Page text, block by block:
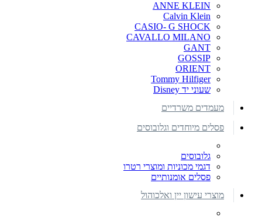
ANNE KLEIN
Calvin Klein
CASIO- G SHOCK
CAVALLO MILANO
GANT
GOSSIP
ORIENT
Tommy Hilfiger
שעוני יד Disney
מעמדים משרדיים
פסלים מיוחדים וגלובוסים
גלובוסים
דגמי מכוניות ומוצרי רטרו
פסלים אומנותיים
מוצרי עישון יין ואלכוהול